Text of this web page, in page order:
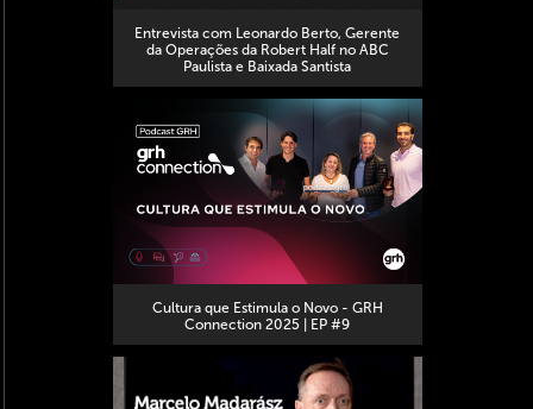
Entrevista com Leonardo Berto, Gerente
da Operações da Robert Half no ABC
Paulista e Baixada Santista
Cultura que Estimula o Novo - GRH
Connection 2025 | EP #9